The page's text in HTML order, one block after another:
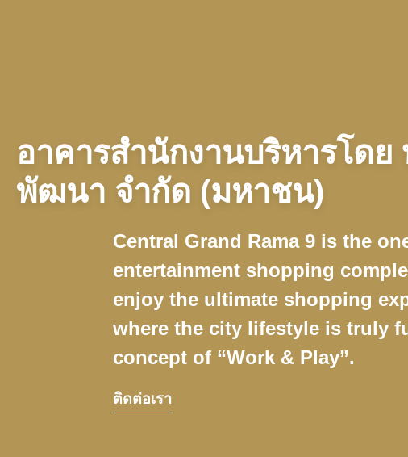
อาคารสํานักงานบริหารโดย
พัฒนา จํากัด (มหาชน)
Central Grand Rama 9 is the
entertainment shopping
enjoy the ultimate shopping
where the city lifestyle is truly
concept of “Work & Play”.
ติดต่อเรา